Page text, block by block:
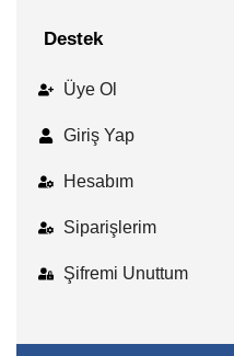
Destek
Üye Ol
Giriş Yap
Hesabım
Siparişlerim
Şifremi Unuttum